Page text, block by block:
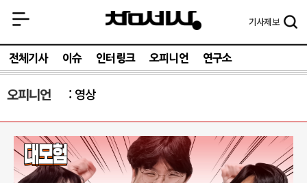
기사제보
전체기사 이슈 인터링크 오피니언 연구소
오피니언 영상